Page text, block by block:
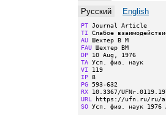
Русский
English
PT
TI
AU
FAU
DP
TA
VI
IP
PG
RX
URL
SO Усп. физ. наук 1976